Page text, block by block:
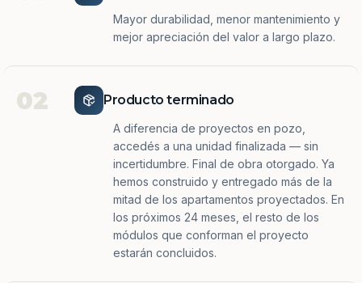
Mayor durabilidad, menor mantenimiento y
mejor apreciación del valor a largo plazo.
02 Producto terminado
A diferencia de proyectos en pozo,
accedés a una unidad finalizada — sin
incertidumbre. Final de obra otorgado. Ya
hemos construido y entregado más de la
mitad de los apartamentos proyectados. En
los próximos 24 meses, el resto de los
módulos que conforman el proyecto
estarán concluidos.